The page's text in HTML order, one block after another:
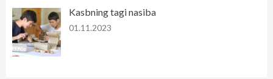
Kasbning tagi nasiba
01.11.2023